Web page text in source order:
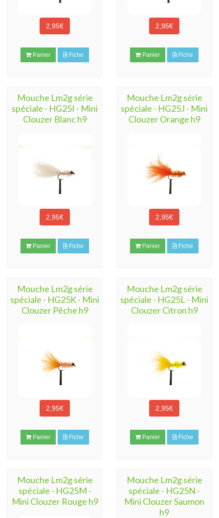
2,95€
Panier Fiche
2,95€
Panier Fiche
Mouche Lm2g série
spéciale - HG25I - Mini
Clouzer Blanc h9
2,95€
Panier Fiche
Mouche Lm2g série
spéciale - HG25J - Mini
Clouzer Orange h9
2,95€
Panier Fiche
Mouche Lm2g série
spéciale - HG25K - Mini
Clouzer Pêche h9
2,95€
Panier Fiche
Mouche Lm2g série
spéciale - HG25L - Mini
Clouzer Citron h9
2,95€
Panier Fiche
Mouche Lm2g série
spéciale - HG25M -
Mini Clouzer Rouge h9
Mouche Lm2g série
spéciale - HG25N -
Mini Clouzer Saumon
h9